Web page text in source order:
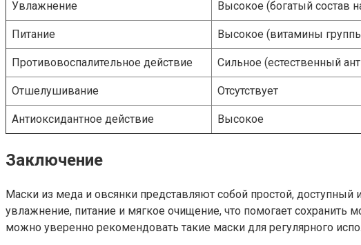
Увлажнение Высокое (богатый состав
Питание Высокое (витамины
Противовоспалительное действие Сильное (естественный
Отшелушивание Отсутствует
Антиоксидантное действие Высокое
Заключение
Маски из меда и овсянки представляют собой простой,
увлажнение, питание и мягкое очищение, что помогает
можно уверенно рекомендовать такие маски для регулярного